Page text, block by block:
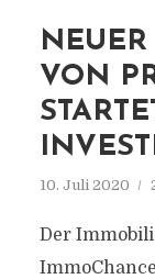
VON
10. Juli 2020
Der